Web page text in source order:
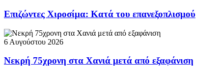
Επιζώντες Χιροσίμα: Κατά του επανεξοπλισμού
6 Αυγούστου 2026
Νεκρή 75χρονη στα Χανιά μετά από εξαφάνιση